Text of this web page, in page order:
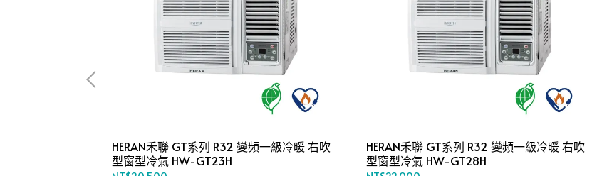
HERAN禾聯 GT系列 R32 變頻一級冷暖 右吹
型窗型冷氣 HW-GT23H
HERAN禾聯 GT系列 R32 變頻一級冷暖 右吹
型窗型冷氣 HW-GT28H